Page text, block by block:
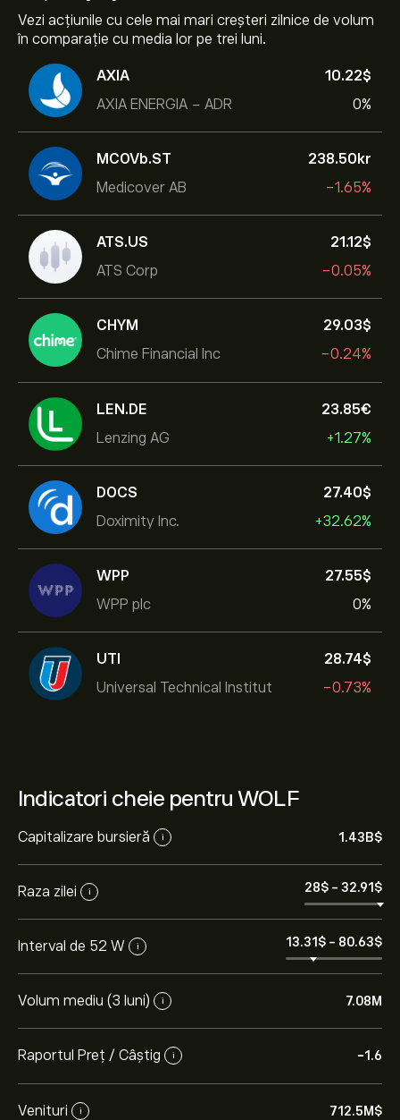
Vezi acțiunile cu cele mai mari creșteri zilnice de volum
în comparație cu media lor pe trei luni.
AXIA
AXIA ENERGIA - ADR
10.22‎$‎
0%
MCOVb.ST
Medicover AB
238.50‎kr‎
-1.65%
ATS.US
ATS Corp
21.12‎$‎
-0.05%
CHYM
Chime Financial Inc
29.03‎$‎
-0.24%
LEN.DE
Lenzing AG
23.85‎€‎
+1.27%
DOCS
Doximity Inc.
27.40‎$‎
+32.62%
WPP
WPP plc
27.55‎$‎
0%
UTI
Universal Technical Institut
28.74‎$‎
-0.73%
Indicatori cheie pentru WOLF
Capitalizare bursieră i 1.43B‎$‎
Raza zilei i 28‎$‎ - 32.91‎$‎
Interval de 52 W i 13.31‎$‎ - 80.63‎$‎
Volum mediu (3 luni) i 7.08M
Raportul Preț / Câștig i -1.6
Venituri i 712.5M‎$‎